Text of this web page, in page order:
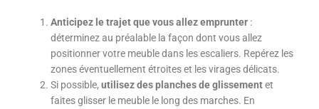
Anticipez le trajet que vous allez emprunter :
déterminez au préalable la façon dont vous allez
positionner votre meuble dans les escaliers. Repérez les
zones éventuellement étroites et les virages délicats.
Si possible,utilisez des planches de glissementet
faites glisser le meuble le long des marches. En